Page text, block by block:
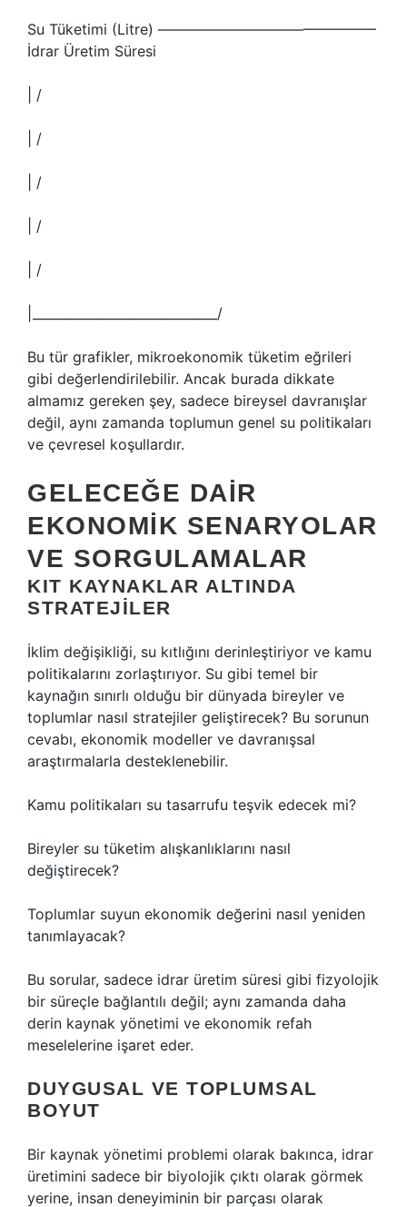
Su Tüketimi (Litre) ———————————————
İdrar Üretim Süresi
| /
| /
| /
| /
| /
|_____________________________/
Bu tür grafikler, mikroekonomik tüketim eğrileri
gibi değerlendirilebilir. Ancak burada dikkate
almamız gereken şey, sadece bireysel davranışlar
değil, aynı zamanda toplumun genel su politikaları
ve çevresel koşullardır.
GELECEĞE DAIR
EKONOMIK SENARYOLAR
VE SORGULAMALAR
KIT KAYNAKLAR ALTINDA
STRATEJILER
İklim değişikliği, su kıtlığını derinleştiriyor ve kamu
politikalarını zorlaştırıyor. Su gibi temel bir
kaynağın sınırlı olduğu bir dünyada bireyler ve
toplumlar nasıl stratejiler geliştirecek? Bu sorunun
cevabı, ekonomik modeller ve davranışsal
araştırmalarla desteklenebilir.
Kamu politikaları su tasarrufu teşvik edecek mi?
Bireyler su tüketim alışkanlıklarını nasıl
değiştirecek?
Toplumlar suyun ekonomik değerini nasıl yeniden
tanımlayacak?
Bu sorular, sadece idrar üretim süresi gibi fizyolojik
bir süreçle bağlantılı değil; aynı zamanda daha
derin kaynak yönetimi ve ekonomik refah
meselelerine işaret eder.
DUYGUSAL VE TOPLUMSAL
BOYUT
Bir kaynak yönetimi problemi olarak bakınca, idrar
üretimini sadece bir biyolojik çıktı olarak görmek
yerine, insan deneyiminin bir parçası olarak